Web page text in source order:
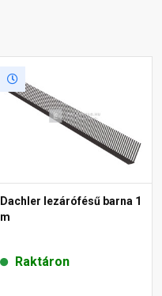
Dachler lezárófésű barna 1
m
Raktáron